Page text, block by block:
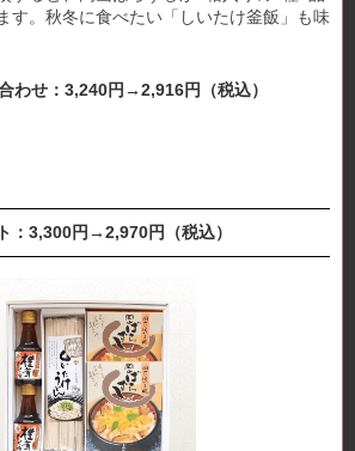
す。秋冬に食べたい「しいたけ釜飯」も味
わせ：3,240円→2,916円（税込）
：3,300円→2,970円（税込）